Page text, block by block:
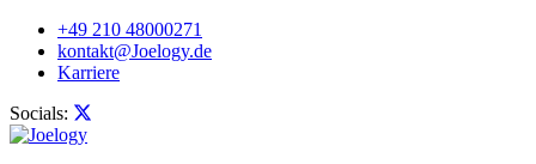
+49 210 48000271
kontakt@Joelogy.de
Karriere
Socials: